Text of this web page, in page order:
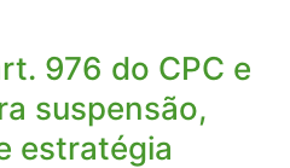
976 do CPC e
suspensão,
estratégia